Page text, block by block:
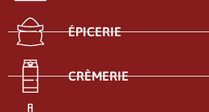
ÉPICERIE
CRÈMERIE